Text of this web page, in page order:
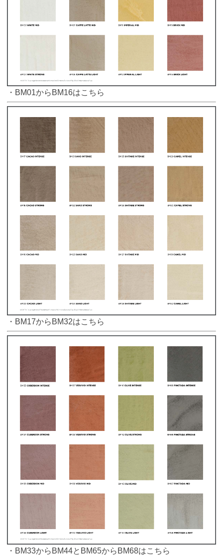
・BM01からBM16はこちら
・BM17からBM32はこちら
・BM33からBM44とBM65からBM68はこちら